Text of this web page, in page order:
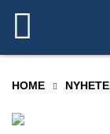
HOME